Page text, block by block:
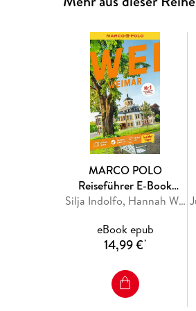
MARCO POLO
Reiseführer E-Book
Weimar
Silja Indolfo, Hannah Würsching
eBook epub
14,99 €*